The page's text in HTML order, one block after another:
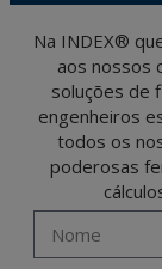
Portalada II | c/
Na INDEX®
aos nossos
soluções de
engenheiros
todos os
poderosas